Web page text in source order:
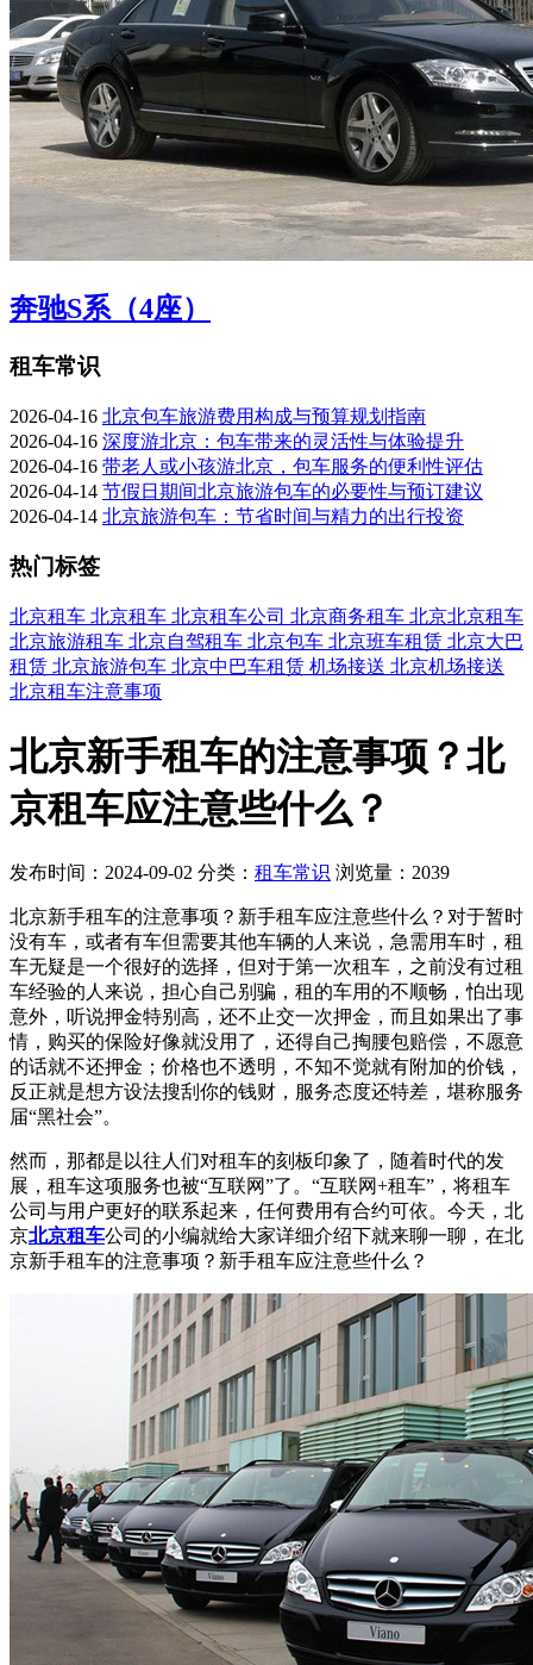
奔驰S系（4座）
租车常识
2026-04-16 北京包车旅游费用构成与预算规划指南
2026-04-16 深度游北京：包车带来的灵活性与体验提升
2026-04-16 带老人或小孩游北京，包车服务的便利性评估
2026-04-14 节假日期间北京旅游包车的必要性与预订建议
2026-04-14 北京旅游包车：节省时间与精力的出行投资
热门标签
北京租车 北京租车 北京租车公司 北京商务租车 北京北京租车
北京旅游租车 北京自驾租车 北京包车 北京班车租赁 北京大巴
租赁 北京旅游包车 北京中巴车租赁 机场接送 北京机场接送
北京租车注意事项
北京新手租车的注意事项？北
京租车应注意些什么？
发布时间：2024-09-02 分类： 租车常识 浏览量：2039
北京新手租车的注意事项？新手租车应注意些什么？对于暂时
没有车，或者有车但需要其他车辆的人来说，急需用车时，租
车无疑是一个很好的选择，但对于第一次租车，之前没有过租
车经验的人来说，担心自己别骗，租的车用的不顺畅，怕出现
意外，听说押金特别高，还不止交一次押金，而且如果出了事
情，购买的保险好像就没用了，还得自己掏腰包赔偿，不愿意
的话就不还押金；价格也不透明，不知不觉就有附加的价钱，
反正就是想方设法搜刮你的钱财，服务态度还特差，堪称服务
届“黑社会”。
然而，那都是以往人们对租车的刻板印象了，随着时代的发
展，租车这项服务也被“互联网”了。“互联网+租车”，将租车
公司与用户更好的联系起来，任何费用有合约可依。今天，北
京北京租车公司的小编就给大家详细介绍下就来聊一聊，在北
京新手租车的注意事项？新手租车应注意些什么？